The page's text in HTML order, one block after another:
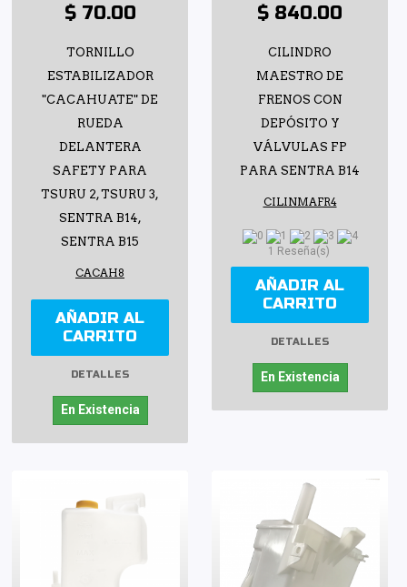
$ 70.00
TORNILLO
ESTABILIZADOR
"CACAHUATE" DE
RUEDA
DELANTERA
SAFETY PARA
TSURU 2, TSURU 3,
SENTRA B14,
SENTRA B15
CACAH8
AÑADIR AL
CARRITO
DETALLES
En Existencia
$ 840.00
CILINDRO
MAESTRO DE
FRENOS CON
DEPÓSITO Y
VÁLVULAS FP
PARA SENTRA B14
CILINMAFR4
1 Reseña(s)
AÑADIR AL
CARRITO
DETALLES
En Existencia